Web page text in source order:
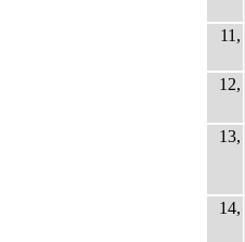
11,
12,
13,
14,